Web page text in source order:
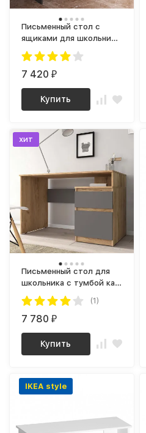
Письменный стол с
ящиками для школьника
с полкой и тумбой
аналог ИКЕА ЭЙЛЕР (IKEA
EJLER) МС-6 правый
7 420₽
Купить
хит
Письменный стол для
школьника с тумбой как
ИКЕА МАЛЬМ (IKEA
MALM) СП-14 сити
графит / дуб крафт
(1)
7 780₽
Купить
IKEA style